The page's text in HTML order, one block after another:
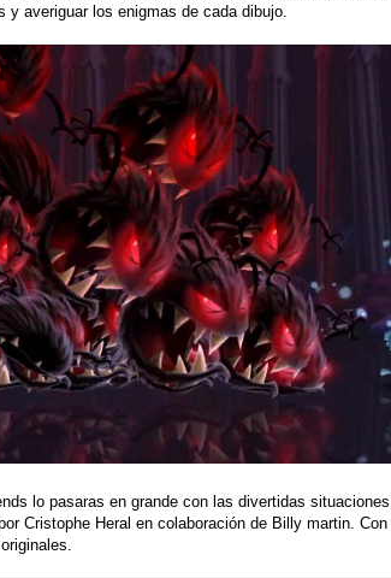
y averiguar los enigmas de cada dibujo.
lo pasaras en grande con las divertidas
Cristophe Heral en colaboración de Billy martin.